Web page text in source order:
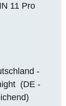
11 Pro
-
(DE -